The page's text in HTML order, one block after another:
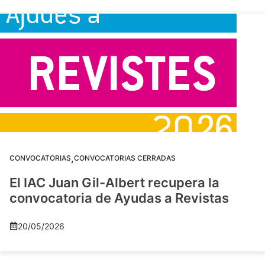
CONVOCATORIAS,CONVOCATORIAS CERRADAS
El IAC Juan Gil-Albert recupera la
convocatoria de Ayudas a Revistas
20/05/2026